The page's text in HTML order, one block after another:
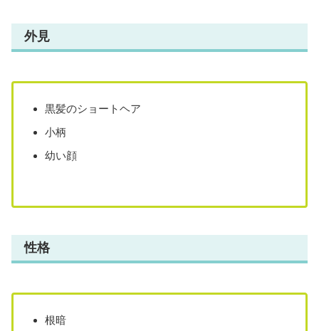
外見
黒髪のショートヘア
小柄
幼い顔
性格
根暗